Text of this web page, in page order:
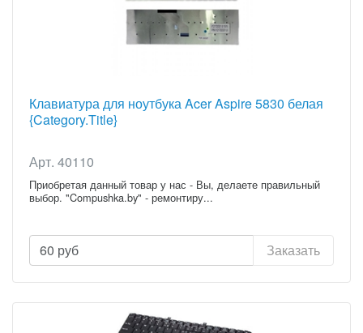
Клавиатура для ноутбука Acer Aspire 5830 белая
{Category.Title}
Арт. 40110
Приобретая данный товар у нас - Вы, делаете правильный
выбор. "Compushka.by" - ремонтиру...
60 руб Заказать